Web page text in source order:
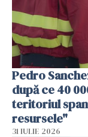
Pedro
după ce 40
teritoriul
resursele"
31 IULIE 2026